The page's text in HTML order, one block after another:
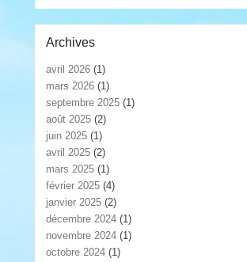
Archives
avril 2026 (1)
mars 2026 (1)
septembre 2025 (1)
août 2025 (2)
juin 2025 (1)
avril 2025 (2)
mars 2025 (1)
février 2025 (4)
janvier 2025 (2)
décembre 2024 (1)
novembre 2024 (1)
octobre 2024 (1)